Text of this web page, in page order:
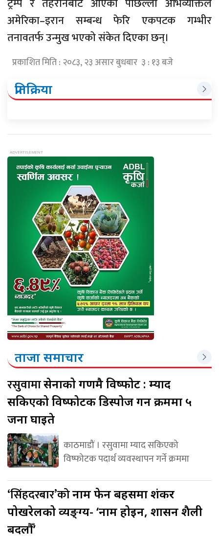
अमेरिका–इरान सम्बन्ध फेरि एकपटक गम्भीर
तनावतर्फ उन्मुख भएको संकेत दिएका छन्।
प्रकाशित मिति : २०८३, २३ असार बुधबार ३ : १३ बजे
प्रतिक्रिया
ताजा समाचार
रसुवामासेनाको गणमै विष्फोट : म्याद
सकिएको विष्फोटक डिस्पोज गर्ने क्रममा ५
जना घाइते
काठमाडौं । रसुवामा म्याद सकिएको
विष्फोटक पदार्थ व्यवस्थापन गर्ने क्रममा
‘सिंहदरबार’कोनाम फेर्ने बहसमा शंकर
पोखरेलको व्यङ्ग्य- ‘नाम होइन, शासन शैली
बदलौँ’